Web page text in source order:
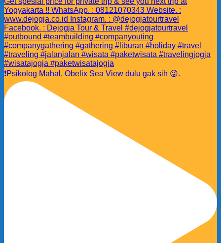
❗️Psikolog Mahal, Obelix Sea View dulu gak sih 😜.